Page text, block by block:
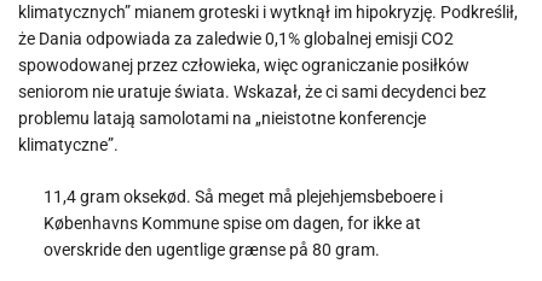
klimatycznych” mianem groteski i wytknął im hipokryzję. Podkreślił,
że Dania odpowiada za zaledwie 0,1% globalnej emisji CO2
spowodowanej przez człowieka, więc ograniczanie posiłków
seniorom nie uratuje świata. Wskazał, że ci sami decydenci bez
problemu latają samolotami na „nieistotne konferencje
klimatyczne”.
11,4 gram oksekød. Så meget må plejehjemsbeboere i
Københavns Kommune spise om dagen, for ikke at
overskride den ugentlige grænse på 80 gram.